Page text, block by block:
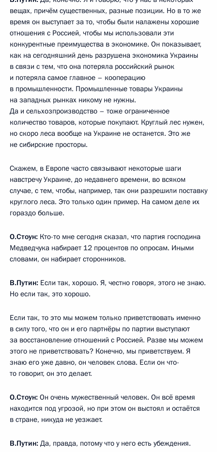
вещах, причём существенных, разные позиции. Но в то же
время он выступает за то, чтобы были налажены хорошие
отношения с Россией, чтобы мы использовали эти
конкурентные преимущества в экономике. Он показывает,
как на сегодняшний день разрушена экономика Украины
в связи с тем, что она потеряла российский рынок
и потеряла самое главное – кооперацию
в промышленности. Промышленные товары Украины
на западных рынках никому не нужны.
Да и сельхозпроизводство – тоже ограниченное
количество товаров, которые покупают. Круглый лес нужен,
но скоро леса вообще на Украине не останется. Это же
не сибирские просторы.
Скажем, в Европе часто связывают некоторые шаги
навстречу Украине, до недавнего времени, во всяком
случае, с тем, чтобы, например, так они разрешили поставку
круглого леса. Это только один пример. На самом деле их
гораздо больше.
О.Стоун: Кто-то мне сегодня сказал, что партия господина
Медведчука набирает 12 процентов по опросам. Иными
словами, он набирает сторонников.
В.Путин: Если так, хорошо. Я, честно говоря, этого не знаю.
Но если так, это хорошо.
Если так, то это мы можем только приветствовать именно
в силу того, что он и его партнёры по партии выступают
за восстановление отношений с Россией. Разве мы можем
этого не приветствовать? Конечно, мы приветствуем. Я
знаю его уже давно, он человек слова. Если он что-
то говорит, он это делает.
О.Стоун: Он очень мужественный человек. Он всё время
находится под угрозой, но при этом он выстоял и остаётся
в стране, никуда не уезжает.
В.Путин: Да, правда, потому что у него есть убеждения.